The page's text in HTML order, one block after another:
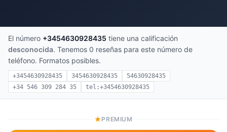
El número +3454630928435 tiene una calificación
desconocida. Tenemos 0 reseñas para este número de
teléfono. Formatos posibles.
+3454630928435 3454630928435
54630928435
+34 546 309 284 35
tel:+3454630928435
PREMIUM